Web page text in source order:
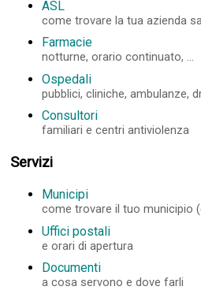
ASL
come trovare la tua azienda
Farmacie
notturne, orario continuato, ...
Ospedali
pubblici, cliniche, ambulanze,
Consultori
familiari e centri antiviolenza
Servizi
Municipi
come trovare il tuo municipio
Uffici postali
e orari di apertura
Documenti
a cosa servono e dove farli